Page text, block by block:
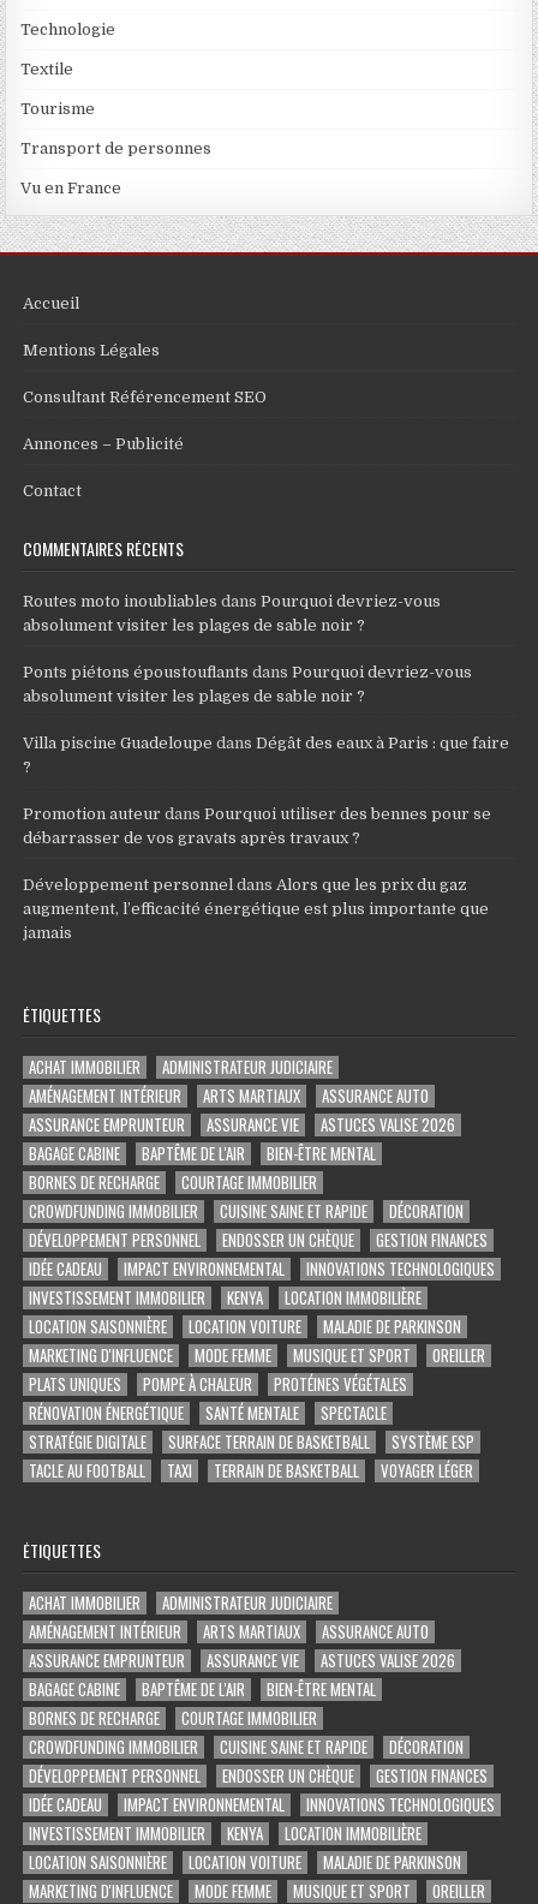
Technologie
Textile
Tourisme
Transport de personnes
Vu en France
Accueil
Mentions Légales
Consultant Référencement SEO
Annonces – Publicité
Contact
COMMENTAIRES RÉCENTS
Routes moto inoubliables dansPourquoi devriez-vous
absolument visiter les plages de sable noir ?
Ponts piétons époustouflants dansPourquoi devriez-vous
absolument visiter les plages de sable noir ?
Villa piscine Guadeloupe dansDégât des eaux à Paris : que faire
?
Promotion auteur dansPourquoi utiliser des bennes pour se
débarrasser de vos gravats après travaux ?
Développement personnel dans Alors que les prix du gaz
augmentent, l’efficacité énergétique est plus importante que
jamais
ÉTIQUETTES
ACHAT IMMOBILIER
ADMINISTRATEUR JUDICIAIRE
AMÉNAGEMENT INTÉRIEUR
ARTS MARTIAUX
ASSURANCE AUTO
ASSURANCE EMPRUNTEUR
ASSURANCE VIE
ASTUCES VALISE 2026
BAGAGE CABINE
BAPTÊME DE L'AIR
BIEN-ÊTRE MENTAL
BORNES DE RECHARGE
COURTAGE IMMOBILIER
CROWDFUNDING IMMOBILIER
CUISINE SAINE ET RAPIDE
DÉCORATION
DÉVELOPPEMENT PERSONNEL
ENDOSSER UN CHÈQUE
GESTION FINANCES
IDÉE CADEAU
IMPACT ENVIRONNEMENTAL
INNOVATIONS TECHNOLOGIQUES
INVESTISSEMENT IMMOBILIER
KENYA
LOCATION IMMOBILIÈRE
LOCATION SAISONNIÈRE
LOCATION VOITURE
MALADIE DE PARKINSON
MARKETING D'INFLUENCE
MODE FEMME MUSIQUE ET SPORT
OREILLER
PLATS UNIQUES
POMPE À CHALEUR
PROTÉINES VÉGÉTALES
RÉNOVATION ÉNERGÉTIQUE
SANTÉ MENTALE
SPECTACLE
STRATÉGIE DIGITALE
SURFACE TERRAIN DE BASKETBALL
SYSTÈME ESP
TACLE AU FOOTBALL
TAXI TERRAIN DE BASKETBALL VOYAGER LÉGER
ÉTIQUETTES
ACHAT IMMOBILIER
ADMINISTRATEUR JUDICIAIRE
AMÉNAGEMENT INTÉRIEUR
ARTS MARTIAUX
ASSURANCE AUTO
ASSURANCE EMPRUNTEUR
ASSURANCE VIE
ASTUCES VALISE 2026
BAGAGE CABINE
BAPTÊME DE L'AIR
BIEN-ÊTRE MENTAL
BORNES DE RECHARGE
COURTAGE IMMOBILIER
CROWDFUNDING IMMOBILIER
CUISINE SAINE ET RAPIDE
DÉCORATION
DÉVELOPPEMENT PERSONNEL
ENDOSSER UN CHÈQUE
GESTION FINANCES
IDÉE CADEAU
IMPACT ENVIRONNEMENTAL
INNOVATIONS TECHNOLOGIQUES
INVESTISSEMENT IMMOBILIER
KENYA
LOCATION IMMOBILIÈRE
LOCATION SAISONNIÈRE
LOCATION VOITURE
MALADIE DE PARKINSON
MARKETING D'INFLUENCE
MODE FEMME MUSIQUE ET SPORT OREILLER